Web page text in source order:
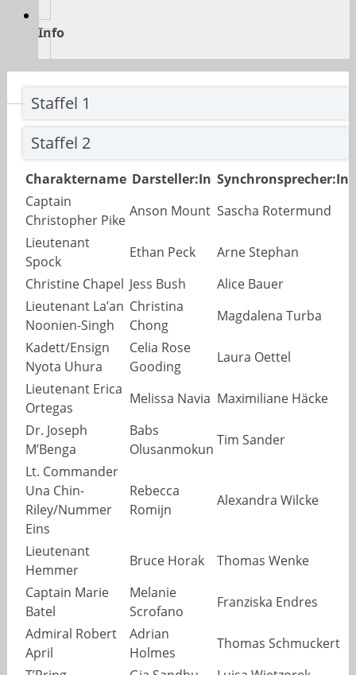
Info
Staffel 1
Staffel 2
Charaktername Darsteller:In Synchronsprecher:In
Captain
Christopher Pike
Anson Mount Sascha Rotermund
Lieutenant
Spock
Ethan Peck
Arne Stephan
Christine Chapel Jess Bush
Alice Bauer
Lieutenant La’an
Noonien-Singh
Christina
Chong
Magdalena Turba
Kadett/Ensign
Nyota Uhura
Celia Rose
Gooding
Laura Oettel
Lieutenant Erica
Ortegas
Melissa Navia Maximiliane Häcke
Dr. Joseph
M’Benga
Babs
Olusanmokun
Tim Sander
Lt. Commander
Una Chin-
Riley/Nummer
Eins
Rebecca
Romijn
Alexandra Wilcke
Lieutenant
Hemmer
Bruce Horak
Thomas Wenke
Captain Marie
Batel
Melanie
Scrofano
Franziska Endres
Admiral Robert
April
Adrian
Holmes
Thomas Schmuckert